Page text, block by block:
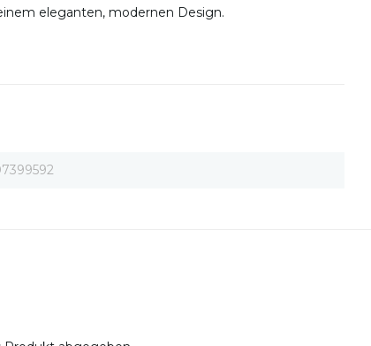
eleganten, modernen Design.